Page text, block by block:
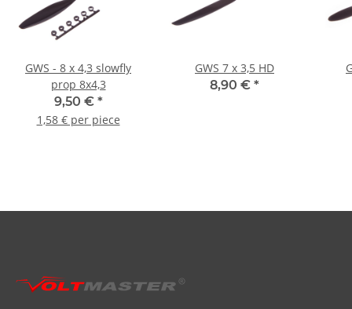
GWS - 8 x 4,3 slowfly
prop 8x4,3
9,50 € *
1,58 € per piece
GWS 7 x 3,5 HD
8,90 € *